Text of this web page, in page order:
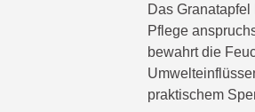
Das
Pflege
bewahrt die
praktischem